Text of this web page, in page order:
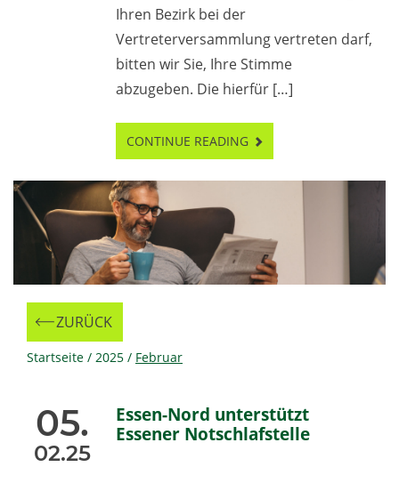
Ihren Bezirk bei der
Vertreterversammlung vertreten darf,
bitten wir Sie, Ihre Stimme
abzugeben. Die hierfür […]
CONTINUE READING
ZURÜCK
Zur
Startseite / 2025 / Februar
05.
02.25
Essen-Nord unterstützt
Essener Notschlafstelle